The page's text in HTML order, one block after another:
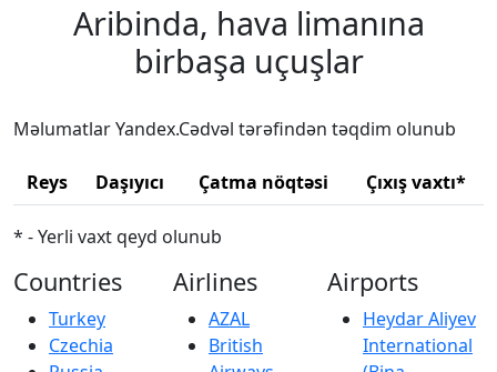
Aribinda, hava limanına
birbaşa uçuşlar
Məlumatlar Yandex.Cədvəl tərəfindən təqdim olunub
Reys Daşıyıcı Çatma nöqtəsi Çıxış vaxtı*
* - Yerli vaxt qeyd olunub
Countries
Turkey
Czechia
Airlines
AZAL
British
Airports
Heydar Aliyev
International